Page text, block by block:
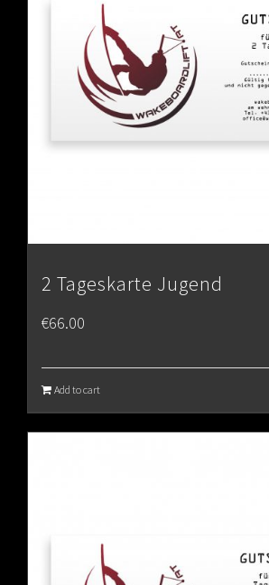
2 Tageskarte Jugend
€66.00
Add to cart